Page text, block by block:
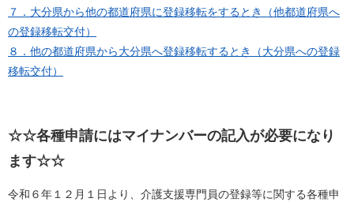
７．大分県から他の都道府県に登録移転をするとき（他都道府県へ
の登録移転交付）
８．他の都道府県から大分県へ登録移転するとき（大分県への登録
移転交付）
☆☆各種申請にはマイナンバーの記入が必要になり
ます☆☆
令和６年１２月１日より、介護支援専門員の登録等に関する各種申